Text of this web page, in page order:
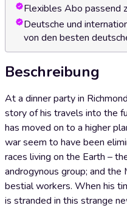
Flexibles Abo passend
Deutsche und
von den besten
Beschreibung
At a dinner party in
story of his travels into the
has moved on to a higher
war seem to have been
races living on the Earth –
androgynous group; and
bestial workers. When his
is stranded in this strange